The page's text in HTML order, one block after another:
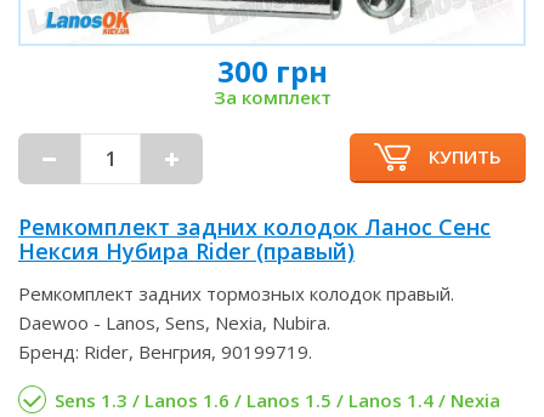
300 грн
За комплект
КУПИТЬ
Ремкомплект задних колодок Ланос Сенс
Нексия Нубира Rider (правый)
Ремкомплект задних тормозных колодок правый.
Daewoo - Lanos, Sens, Nexia, Nubira.
Бренд: Rider, Венгрия, 90199719.
Sens 1.3 / Lanos 1.6 / Lanos 1.5 / Lanos 1.4 / Nexia